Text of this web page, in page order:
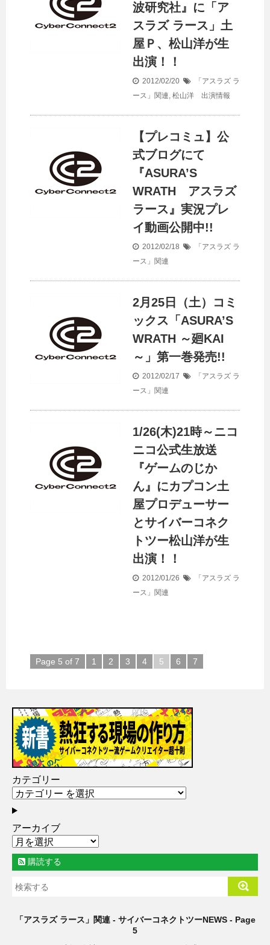
波研究社』に「ア
スラズ ラース」土
屋Ｐ、松山洋が生
出演！！
2012/02/20
「アスラズ ラ
ース」関連, 松山洋 出演情報
【プレコミュ】公
式ブログにて
『ASURA’S
WRATH アスラズ
ラース』実況プレ
イ動画公開中!!
2012/02/18
「アスラズ ラ
ース」関連
2月25日（土）コミ
ックス「ASURA’S
WRATH ～廻KAI
～」第一巻発売!!
2012/02/17
「アスラズ ラ
ース」関連
1/26(木)21時～ニコ
ニコ公式生放送
『ゲームのじか
ん』にカプコン土
屋プロデューサー
とサイバーコネク
トツー松山洋が生
出演！！
2012/01/26
「アスラズ ラ
ース」関連
Page 5 of 7 1 2 3 4 5 6 7
カテゴリー
アーカイブ
購読する
「アスラズ ラース」関連 - サイバーコネクトツーNEWS - Page
5